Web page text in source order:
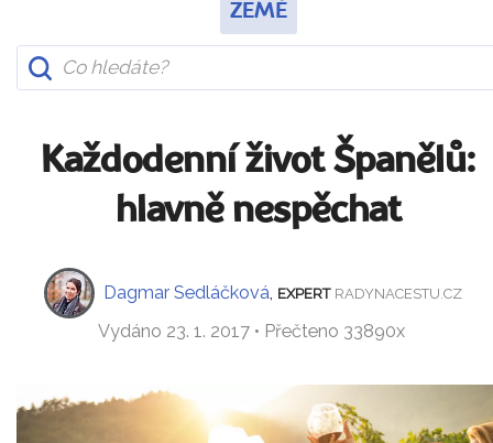
ZEMĚ
Každodenní život Španělů:
hlavně nespěchat
Dagmar Sedláčková EXPERT RADYNACESTU.CZ
Vydáno 23. 1. 2017 • Přečteno 33890x